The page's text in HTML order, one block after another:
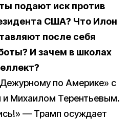
подают иск против
США? Что Илон
после себя
И зачем в школах
по Америке» с
и Михаилом Терентьевым.
— Трамп осуждает